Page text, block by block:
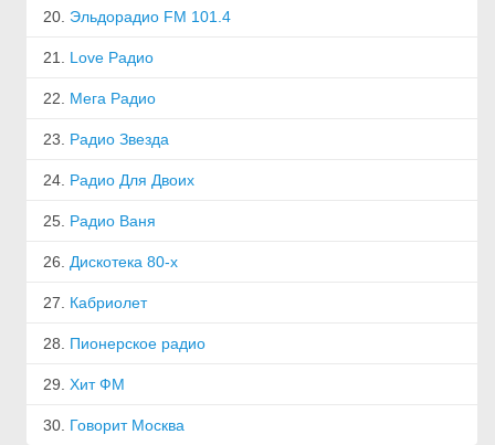
20. Эльдорадио FM 101.4
21. Love Радио
22. Мега Радио
23. Радио Звезда
24. Радио Для Двоих
25. Радио Ваня
26. Дискотека 80-х
27. Кабриолет
28. Пионерское радио
29.Хит ФМ
30. Говорит Москва